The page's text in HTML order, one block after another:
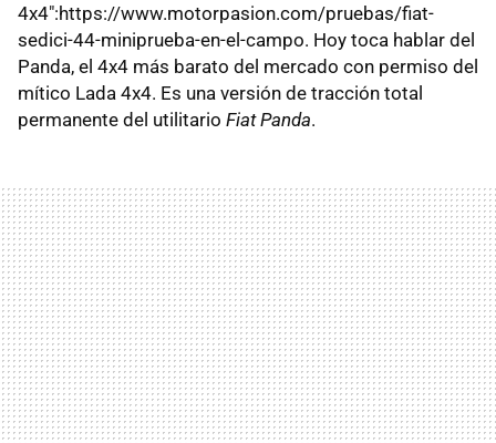
4x4":https://www.motorpasion.com/pruebas/fiat-
sedici-44-miniprueba-en-el-campo. Hoy toca hablar del
Panda, el 4x4 más barato del mercado con permiso del
mítico Lada 4x4. Es una versión de tracción total
permanente del utilitario Fiat Panda.